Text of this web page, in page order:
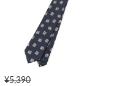
¥5,390